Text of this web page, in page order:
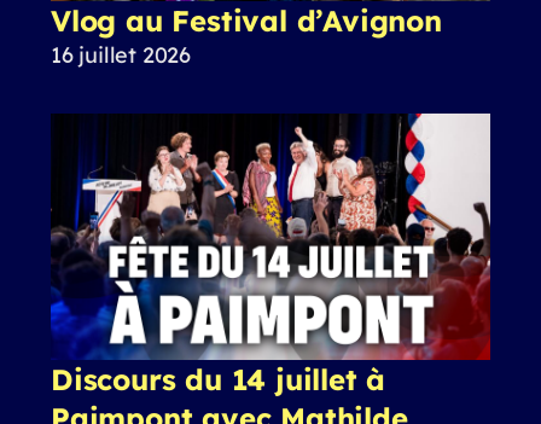
Vlog au Festival d’Avignon
16 juillet 2026
Discours du 14 juillet à